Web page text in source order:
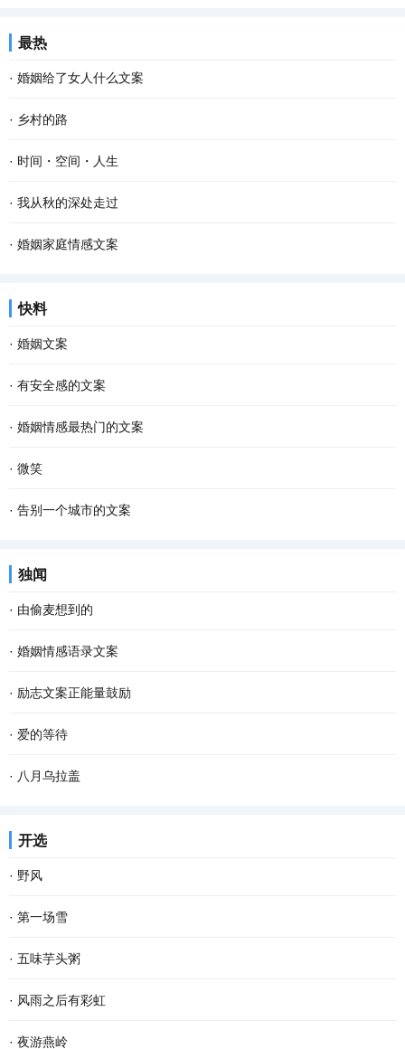
最热
· 婚姻给了女人什么文案
· 乡村的路
· 时间・空间・人生
· 我从秋的深处走过
· 婚姻家庭情感文案
快料
· 婚姻文案
· 有安全感的文案
· 婚姻情感最热门的文案
· 微笑
· 告别一个城市的文案
独闻
· 由偷麦想到的
· 婚姻情感语录文案
· 励志文案正能量鼓励
· 爱的等待
· 八月乌拉盖
开选
· 野风
· 第一场雪
· 五味芋头粥
· 风雨之后有彩虹
· 夜游燕岭